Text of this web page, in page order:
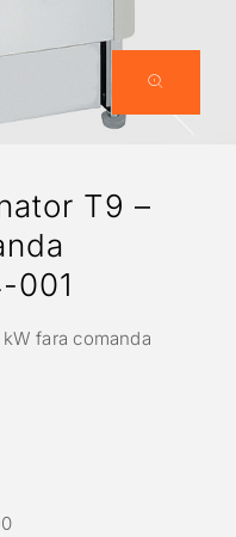
T9 –
001
fara comanda